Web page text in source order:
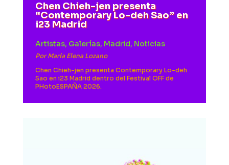
Chen Chieh-jen presenta
“Contemporary Lo-deh Sao” en
i23 Madrid
Artistas, Galerías, Madrid, Noticias
PorMaría Elena Lozano
Chen Chieh-jen presenta Contemporary Lo-deh
Sao en i23 Madrid dentro del Festival OFF de
PHotoESPAÑA 2026.